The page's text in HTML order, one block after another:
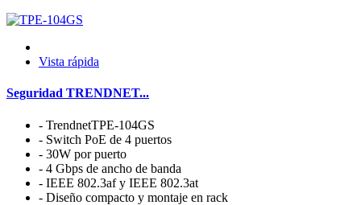
Vista rápida
Seguridad TRENDNET...
- TrendnetTPE-104GS
- Switch PoE de 4 puertos
- 30W por puerto
- 4 Gbps de ancho de banda
- IEEE 802.3af y IEEE 802.3at
- Diseño compacto y montaje en rack